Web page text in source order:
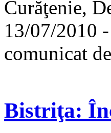
Curăţenie,
13/07/2010
comunicat
Bistriţa: